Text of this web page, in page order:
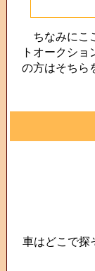
ちなみにこ
トオークシ
の方はそちら
車はどこで